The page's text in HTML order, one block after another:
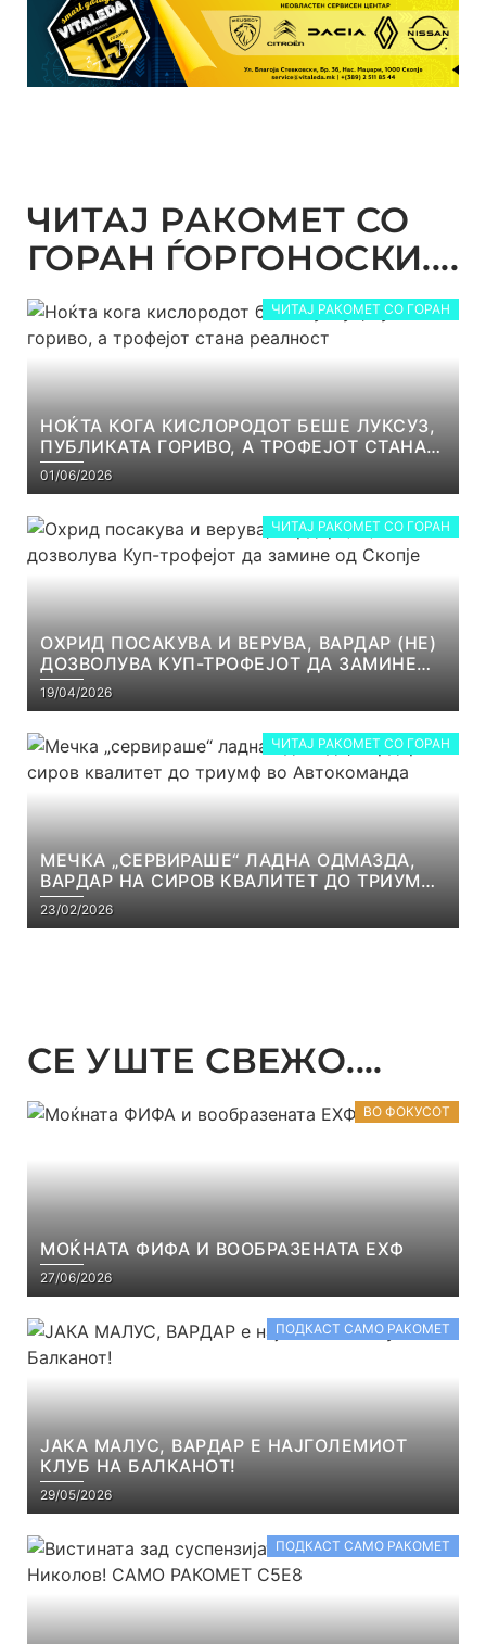
ЧИТАЈ РАКОМЕТ СО
ГОРАН ЃОРГОНОСКИ....
ЧИТАЈ РАКОМЕТ СО ГОРАН
НОЌТА КОГА КИСЛОРОДОТ БЕШЕ ЛУКСУЗ,
ПУБЛИКАТА ГОРИВО, А ТРОФЕЈОТ СТАНА
РЕАЛНОСТ
01/06/2026
ЧИТАЈ РАКОМЕТ СО ГОРАН
ОХРИД ПОСАКУВА И ВЕРУВА, ВАРДАР (НЕ)
ДОЗВОЛУВА КУП-ТРОФЕЈОТ ДА ЗАМИНЕ
ОД СКОПЈЕ
19/04/2026
ЧИТАЈ РАКОМЕТ СО ГОРАН
МЕЧКА „СЕРВИРАШЕ“ ЛАДНА ОДМАЗДА,
ВАРДАР НА СИРОВ КВАЛИТЕТ ДО ТРИУМФ
ВО АВТОКОМАНДА
23/02/2026
СЕ УШТЕ СВЕЖО....
ВО ФОКУСОТ
МОЌНАТА ФИФА И ВООБРАЗЕНАТА ЕХФ
27/06/2026
ПОДКАСТ САМО РАКОМЕТ
ЈАКА МАЛУС, ВАРДАР Е НАЈГОЛЕМИОТ
КЛУБ НА БАЛКАНОТ!
29/05/2026
ПОДКАСТ САМО РАКОМЕТ